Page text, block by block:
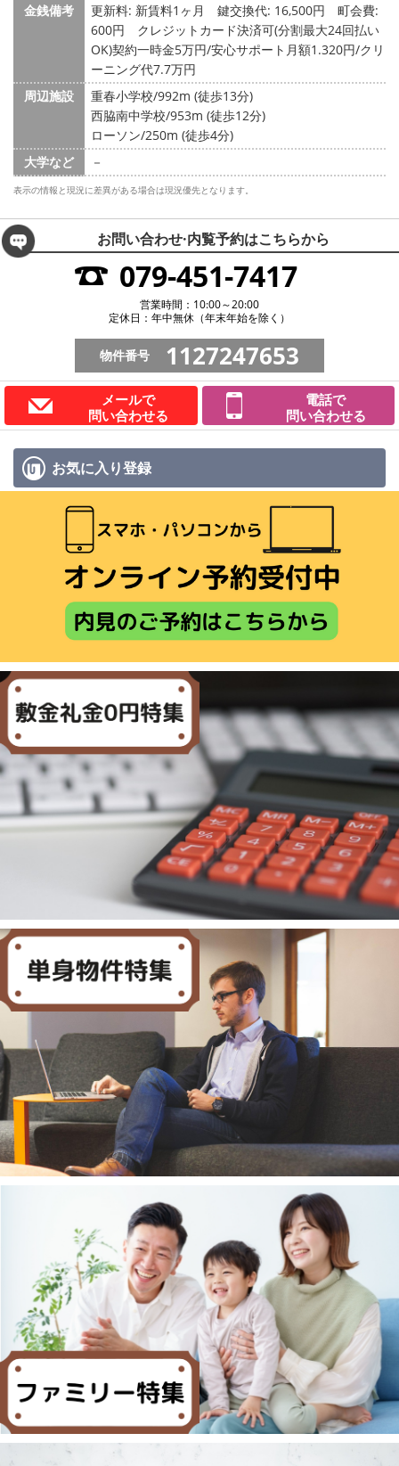
金銭備考
更新料: 新賃料1ヶ月 鍵交換代: 16,500円
町会費:
600円
クレジットカード決済可(分割最大24回払い
OK)契約一時金5万円/安心サポート月額1.320円/クリ
ーニング代7.7万円
周辺施設
重春小学校/992m (徒歩13分)
西脇南中学校/953m (徒歩12分)
ローソン/250m (徒歩4分)
大学など
－
表示の情報と現況に差異がある場合は現況優先となります。
お問い合わせ·内覧予約はこちらから
079-451-7417
営業時間：10:00～20:00
定休日：年中無休（年末年始を除く）
物件番号 1127247653
メールで
問い合わせる
電話で
問い合わせる
お気に入り登録